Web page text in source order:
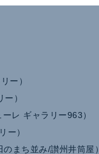
ー）
）
レ ギャラリー963）
ー）
まち並み/讃州井筒屋）